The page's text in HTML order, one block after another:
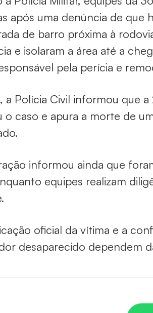
após uma denúncia de que
de barro próxima à
e isolaram a área até a
pela perícia e
a Polícia Civil informou que a
o caso e apura a morte de
informou ainda que
equipes realizam
oficial da vítima e a
desaparecido dependem